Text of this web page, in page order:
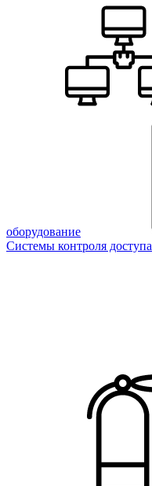
оборудование
Системы контроля доступа